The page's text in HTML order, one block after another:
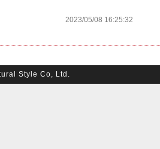
2023/05/08 16:25:32
Style Co, Ltd.